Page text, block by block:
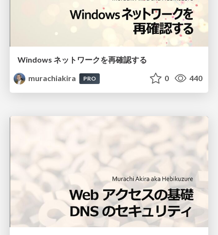
Windows ネットワークを再確認する
murachiakira
PRO 0 440